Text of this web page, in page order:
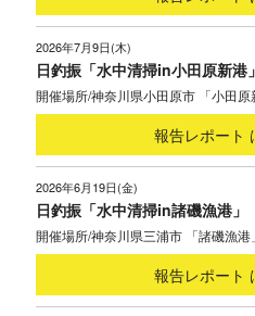
2026年7月9日(木)
日釣振「水中清掃in小田原新港」
神奈川県小田原市 「小田原
報告レポート
2026年6月19日(金)
日釣振「水中清掃in諸磯漁港」
神奈川県三浦市 「諸磯漁港」
報告レポート